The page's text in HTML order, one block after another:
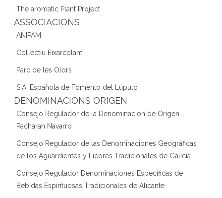
The aromatic Plant Project
ASSOCIACIONS
ANIPAM
Col·lectiu Eixarcolant
Parc de les Olors
S.A. Española de Fomento del Lúpulo
DENOMINACIONS ORIGEN
Consejo Regulador de la Denominacion de Origen
Pacharan Navarro
Consejo Regulador de las Denominaciones Geográficas
de los Aguardientes y Licores Tradicionales de Galicia
Consejo Regulador Denominaciones Específicas de
Bebidas Espirituosas Tradicionales de Alicante